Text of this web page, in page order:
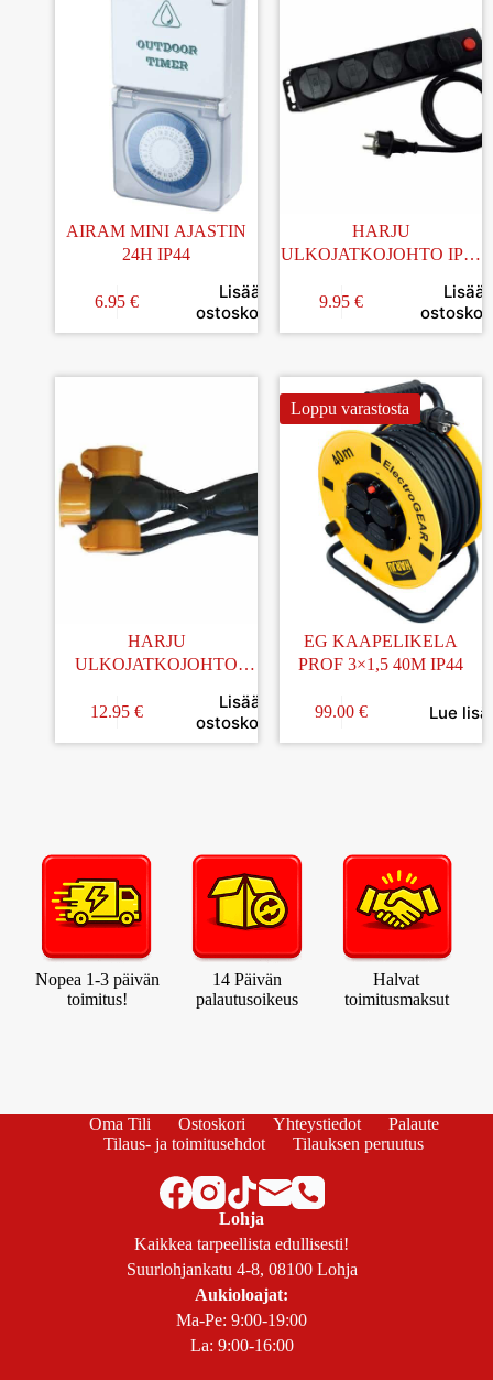
AIRAM MINI AJASTIN
24H IP44
6.95 €
Lisää
ostoskoriin
HARJU
ULKOJATKOJOHTO IP44
KYTKIMELLÄ
9.95 €
Lisää
HARJU
ULKOJATKOJOHTO
1,5M
12.95 €
Lisää
ostoskoriin
Loppu varastosta
EG KAAPELIKELA
PROF 3×1,5 40M IP44
99.00 € Lue
Nopea 1-3 päivän
toimitus!
14 Päivän
palautusoikeus
Halvat
toimitusmaksut
Oma Tili Ostoskori Yhteystiedot
Palaute
Tilaus- ja toimitusehdot
Tilauksen peruutus
Lohja
Kaikkea tarpeellista edullisesti!
Suurlohjankatu 4-8, 08100 Lohja
Aukioloajat:
Ma-Pe: 9:00-19:00
La: 9:00-16:00